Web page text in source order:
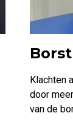
Klachten
door
van de